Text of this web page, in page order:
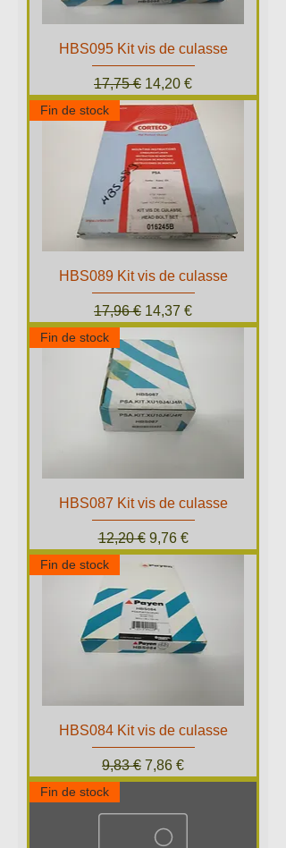
HBS095 Kit vis de culasse
Prix original
17,75 € Prix promotionnel
14,20 €
Fin de stock
HBS089 Kit vis de culasse
Prix original
17,96 € Prix promotionnel
14,37 €
Fin de stock
HBS087 Kit vis de culasse
Prix original
12,20 € Prix promotionnel
9,76 €
Fin de stock
HBS084 Kit vis de culasse
Prix original
9,83 € Prix promotionnel
7,86 €
Fin de stock